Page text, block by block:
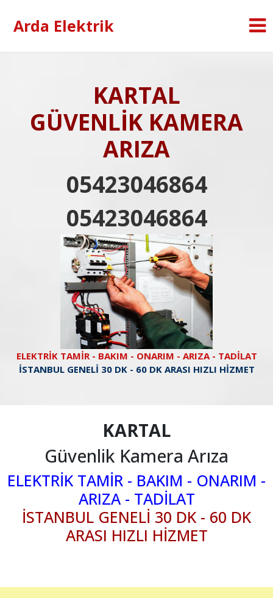
Arda Elektrik
KARTAL
GÜVENLİK KAMERA
ARIZA
05423046864
05423046864
ELEKTRİK TAMİR - BAKIM - ONARIM - ARIZA - TADİLAT
İSTANBUL GENELİ 30 DK - 60 DK ARASI HIZLI HİZMET
KARTAL
Güvenlik Kamera Arıza
ELEKTRİK TAMİR - BAKIM - ONARIM -
ARIZA - TADİLAT
İSTANBUL GENELİ 30 DK - 60 DK
ARASI HIZLI HİZMET